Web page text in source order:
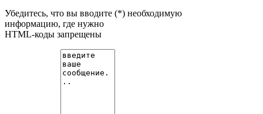
Убедитесь, что вы вводите (*) необходимую
информацию, где нужно
HTML-коды запрещены